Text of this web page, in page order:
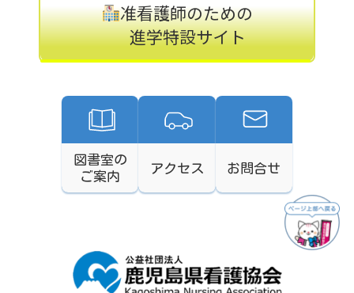
准看護師のための
進学特設サイト
図書室の
ご案内
アクセス お問合せ